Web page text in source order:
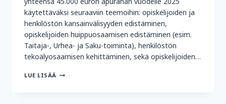
käytettäväksi seuraaviin teemoihin: opiskelijoiden ja
henkilöstön kansainvälisyyden edistäminen,
opiskelijoiden huippuosaamisen edistäminen (esim.
Taitaja-, Urhea- ja Saku-toiminta), henkilöstön
tekoälyosaamisen kehittäminen, sekä opiskelijoiden…
LUE LISÄÄ SLK